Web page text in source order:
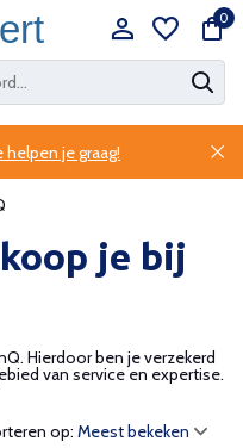
0
helpen je graag!
je bij
Hierdoor ben je verzekerd
van service en expertise.
op: